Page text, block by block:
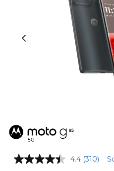
4.4 (310)